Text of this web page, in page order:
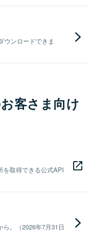
ウンロードできま
客さま向け
を取得できる公式API
。（2026年7月31日